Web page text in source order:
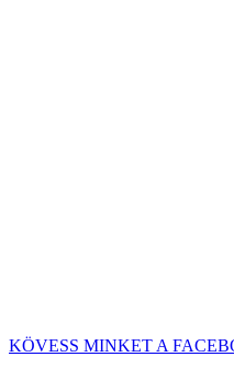
KÖVESS MINKET A